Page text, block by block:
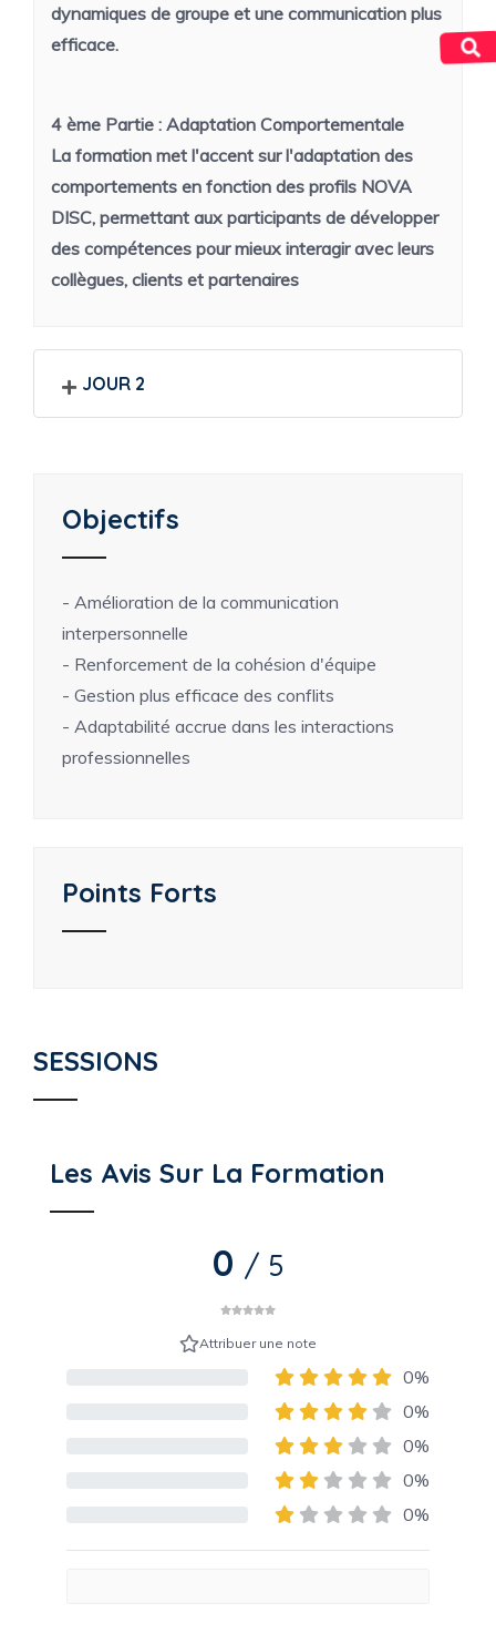
dynamiques de groupe et une communication plus
efficace.
4 ème Partie : Adaptation Comportementale
La formation met l'accent sur l'adaptation des
comportements en fonction des profils NOVA
DISC, permettant aux participants de développer
des compétences pour mieux interagir avec leurs
collègues, clients et partenaires
JOUR 2
Objectifs
- Amélioration de la communication
interpersonnelle
- Renforcement de la cohésion d'équipe
- Gestion plus efficace des conflits
- Adaptabilité accrue dans les interactions
professionnelles
Points Forts
SESSIONS
Les Avis Sur La Formation
0 / 5
Attribuer une note
0%
0%
0%
0%
0%